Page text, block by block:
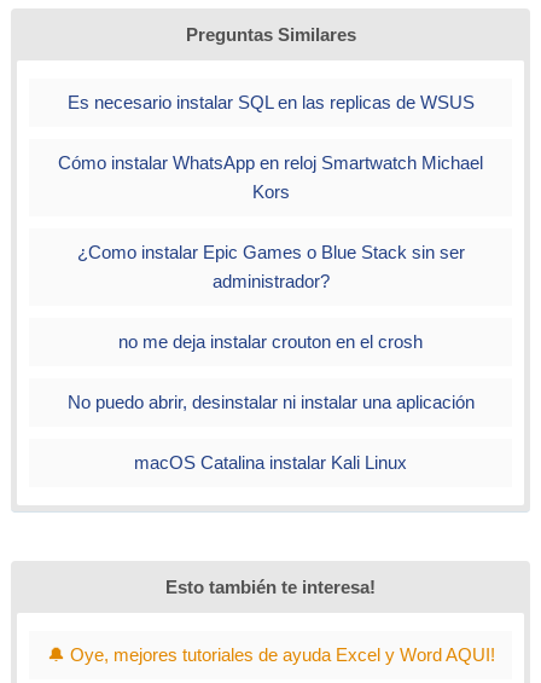
Preguntas Similares
Es necesario instalar SQL en las replicas de WSUS
Cómo instalar WhatsApp en reloj Smartwatch Michael
Kors
¿Como instalar Epic Games o Blue Stack sin ser
administrador?
no me deja instalar crouton en el crosh
No puedo abrir, desinstalar ni instalar una aplicación
macOS Catalina instalar Kali Linux
Esto también te interesa!
🔔 Oye, mejores tutoriales de ayuda Excel y Word AQUI!